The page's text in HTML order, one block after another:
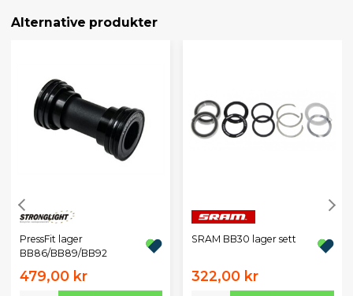
Alternative produkter
PressFit lager
BB86/BB89/BB92
479,00 kr
SRAM BB30 lager sett
322,00 kr